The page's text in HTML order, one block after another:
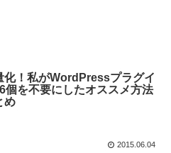
化！私がWordPressプラグイ
個を不要にしたオススメ方法
め
2015.06.04